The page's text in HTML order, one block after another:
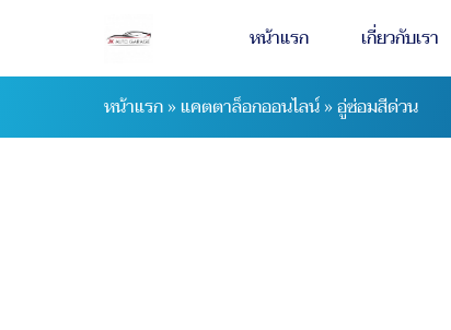
หน้าแรก เกี่ยวกับเรา
หน้าแรก»แคตตาล็อกออนไลน์»อู่ซ่อมสีด่วน